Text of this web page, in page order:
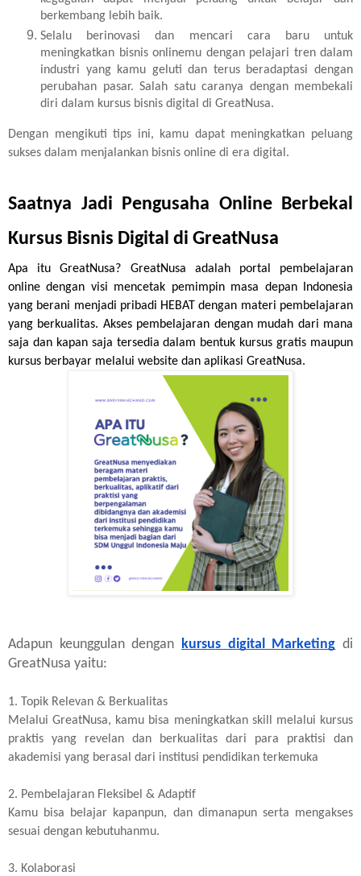
berkembang lebih baik.
Selalu berinovasi dan mencari cara baru untuk
meningkatkan bisnis onlinemu dengan pelajari tren dalam
industri yang kamu geluti dan terus beradaptasi dengan
perubahan pasar. Salah satu caranya dengan membekali
diri dalam kursus bisnis digital di GreatNusa.
Dengan mengikuti tips ini, kamu dapat meningkatkan peluang
sukses dalam menjalankan bisnis online di era digital.
Saatnya Jadi Pengusaha Online Berbekal
Kursus Bisnis Digital di GreatNusa
Apa itu GreatNusa? GreatNusa adalah portal pembelajaran
online dengan visi mencetak pemimpin masa depan Indonesia
yang berani menjadi pribadi HEBAT dengan materi pembelajaran
yang berkualitas. Akses pembelajaran dengan mudah dari mana
saja dan kapan saja tersedia dalam bentuk kursus gratis maupun
kursus berbayar melalui website dan aplikasi GreatNusa.
Adapun keunggulan dengan kursus digital Marketing di
GreatNusa yaitu:
1. Topik Relevan & Berkualitas
Melalui GreatNusa, kamu bisa meningkatkan skill melalui kursus
praktis yang revelan dan berkualitas dari para praktisi dan
akademisi yang berasal dari institusi pendidikan terkemuka
2. Pembelajaran Fleksibel & Adaptif
Kamu bisa belajar kapanpun, dan dimanapun serta mengakses
sesuai dengan kebutuhanmu.
3. Kolaborasi